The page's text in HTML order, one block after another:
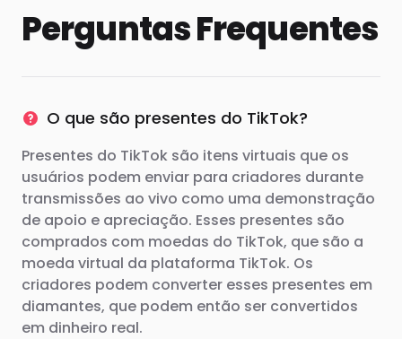
Perguntas Frequentes
O que são presentes do TikTok?
Presentes do TikTok são itens virtuais que os
usuários podem enviar para criadores durante
transmissões ao vivo como uma demonstração
de apoio e apreciação. Esses presentes são
comprados com moedas do TikTok, que são a
moeda virtual da plataforma TikTok. Os
criadores podem converter esses presentes em
diamantes, que podem então ser convertidos
em dinheiro real.